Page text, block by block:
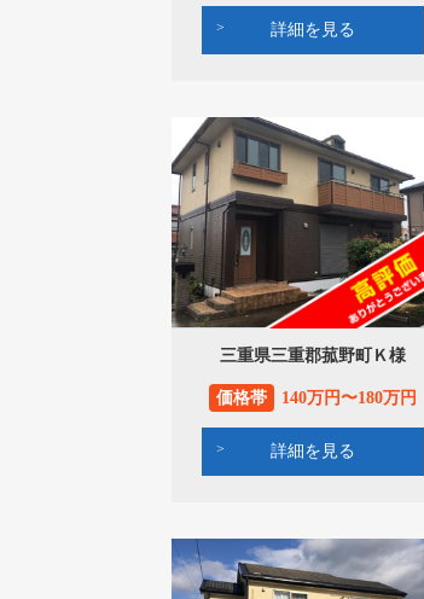
詳細を見る
三重県三重郡菰野町Ｋ様
価格帯 140万円〜180万円
詳細を見る